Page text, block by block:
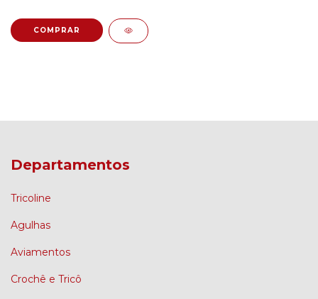
Departamentos
Tricoline
Agulhas
Aviamentos
Crochê e Tricô